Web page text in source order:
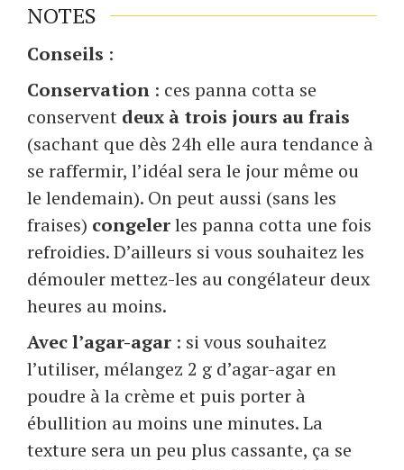
NOTES
Conseils :
Conservation : ces panna cotta se
conservent deux à trois jours au frais
(sachant que dès 24h elle aura tendance à
se raffermir, l’idéal sera le jour même ou
le lendemain). On peut aussi (sans les
fraises) congelerles panna cotta une fois
refroidies. D’ailleurs si vous souhaitez les
démouler mettez-les au congélateur deux
heures au moins.
Avec l’agar-agar : si vous souhaitez
l’utiliser, mélangez 2 g d’agar-agar en
poudre à la crème et puis porter à
ébullition au moins une minutes. La
texture sera un peu plus cassante, ça se